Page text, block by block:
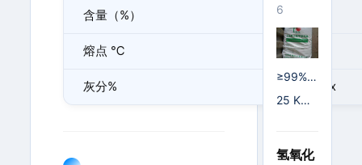
含量（%）
熔点 ℃ 72-75
灰分% 0.2 Max
6
≥99%;
≥98.5%
25 KG/
氢氧化